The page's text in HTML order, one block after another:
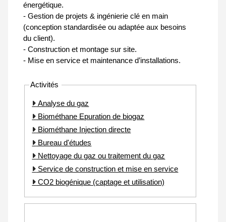
énergétique.
- Gestion de projets & ingénierie clé en main
(conception standardisée ou adaptée aux besoins
du client).
- Construction et montage sur site.
- Mise en service et maintenance d’installations.
Activités
Analyse du gaz
Biométhane Epuration de biogaz
Biométhane Injection directe
Bureau d'études
Nettoyage du gaz ou traitement du gaz
Service de construction et mise en service
CO2 biogénique (captage et utilisation)